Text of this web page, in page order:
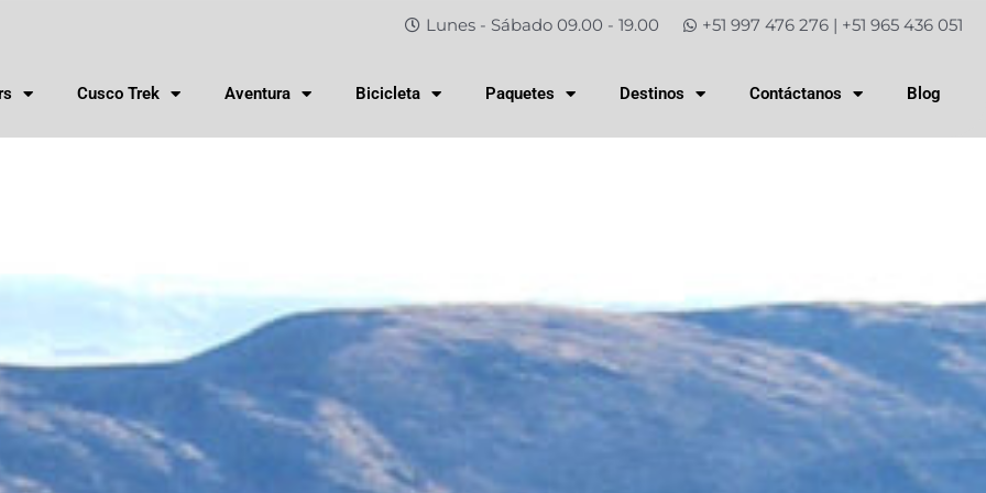
Lunes - Sábado 09.00 - 19.00 +51 997 476 276 | +51 965 436 051
Cusco Trek Aventura Bicicleta Paquetes Destinos Contáctanos Blog